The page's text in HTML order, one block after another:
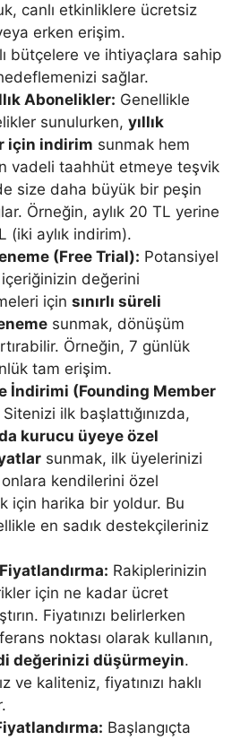
canlı etkinliklere ücretsiz
erken erişim.
bütçelere ve ihtiyaçlara sahip
sağlar.
Abonelikler: Genellikle
sunulurken, yıllık
için indirim sunmak hem
vadeli taahhüt etmeye teşvik
size daha büyük bir peşin
Örneğin, aylık 20 TL yerine
(iki aylık indirim).
(Free Trial): Potansiyel
değerini
için sınırlı süreli
sunmak, dönüşüm
Örneğin, 7 günlük
tam erişim.
İndirimi (Founding Member
Sitenizi ilk başlattığınızda,
kurucu üyeye özel
sunmak, ilk üyelerinizi
kendilerini özel
için harika bir yoldur. Bu
en sadık destekçileriniz
Rakiplerinizin
için ne kadar ücret
Fiyatınızı belirlerken
noktası olarak kullanın,
değerinizi düşürmeyin.
ve kaliteniz, fiyatınızı haklı
Başlangıçta